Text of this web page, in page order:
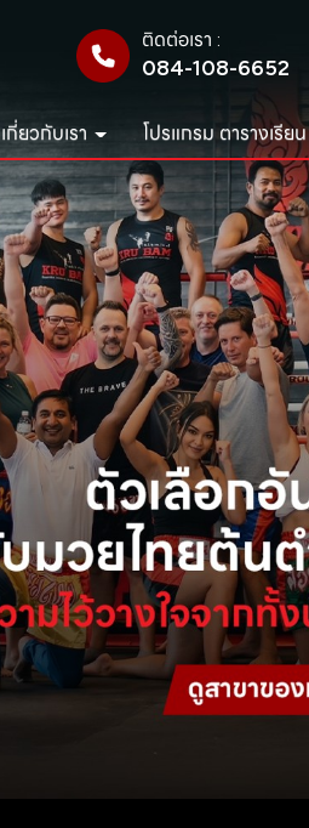
ติดต่อเรา :
084-108-6652
เกี่ยวกับเรา โปรแกรม ตารางเรียน